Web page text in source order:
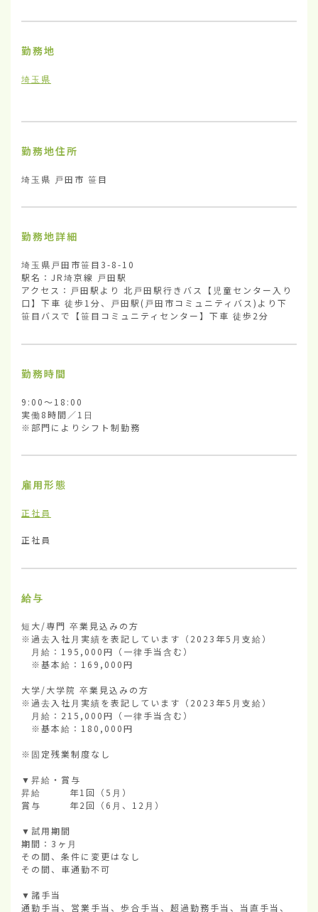
勤務地
埼玉県
勤務地住所
埼玉県 戸田市 笹目
勤務地詳細
埼玉県戸田市笹目3-8-10
駅名：JR埼京線 戸田駅
アクセス：戸田駅より 北戸田駅行きバス【児童センター入り
口】下車 徒歩1分、戸田駅(戸田市コミュニティバス)より下
笹目バスで【笹目コミュニティセンター】下車 徒歩2分
勤務時間
9:00～18:00
実働8時間／1日
※部門によりシフト制勤務
雇用形態
正社員
正社員
給与
短大/専門 卒業見込みの方
※過去入社月実績を表記しています（2023年5月支給）
月給：195,000円（一律手当含む）
※基本給：169,000円
大学/大学院 卒業見込みの方
※過去入社月実績を表記しています（2023年5月支給）
月給：215,000円（一律手当含む）
※基本給：180,000円
※固定残業制度なし
▼昇給・賞与
昇給        年1回（5月）
賞与        年2回（6月、12月）
▼試用期間
期間：3ヶ月
その間、条件に変更はなし
その間、車通勤不可
▼諸手当
通勤手当、営業手当、歩合手当、超過勤務手当、当直手当、